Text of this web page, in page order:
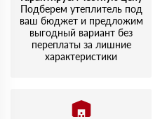
удивило. Упаковка целая,
Подберем утеплитель под
ваш бюджет и предложим
выгодный вариант без
переплаты за лишние
характеристики